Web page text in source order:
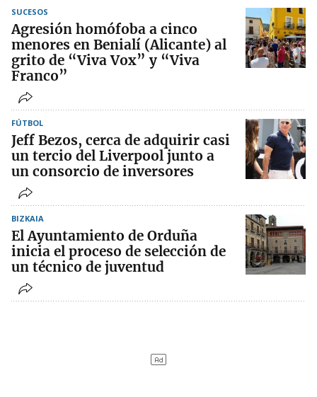
SUCESOS
Agresión homófoba a cinco
menores en Benialí (Alicante) al
grito de “Viva Vox” y “Viva
Franco”
FÚTBOL
Jeff Bezos, cerca de adquirir casi
un tercio del Liverpool junto a
un consorcio de inversores
BIZKAIA
El Ayuntamiento de Orduña
inicia el proceso de selección de
un técnico de juventud